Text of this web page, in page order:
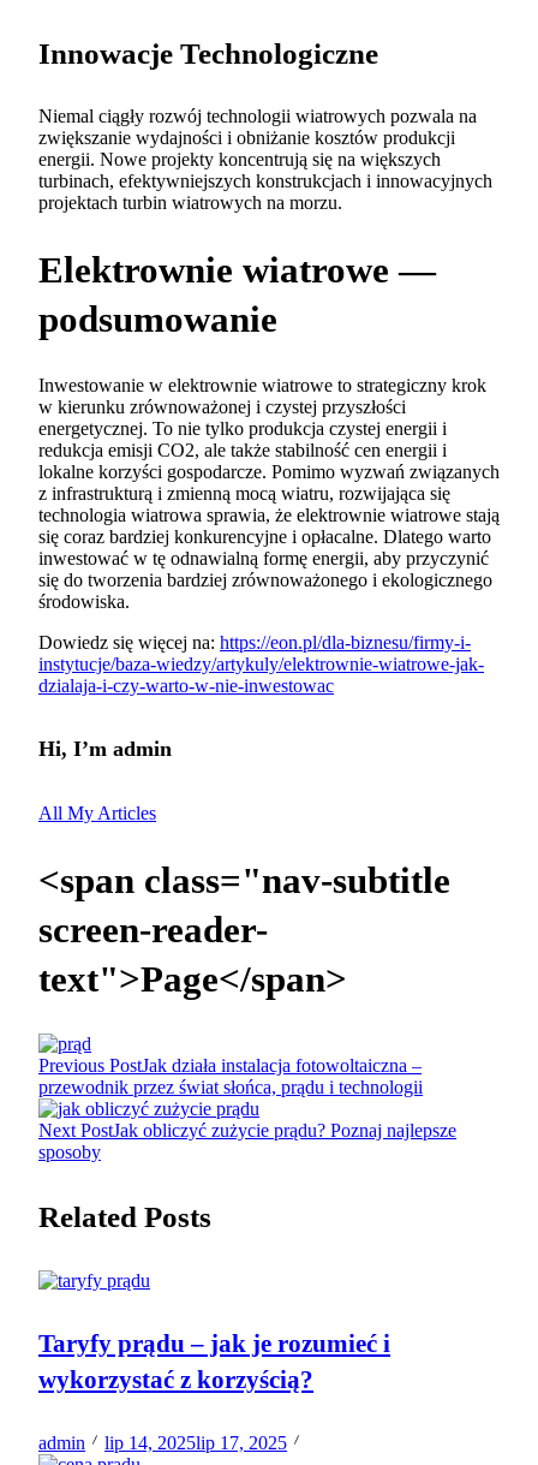
Innowacje Technologiczne
Niemal ciągły rozwój technologii wiatrowych pozwala na
zwiększanie wydajności i obniżanie kosztów produkcji
energii. Nowe projekty koncentrują się na większych
turbinach, efektywniejszych konstrukcjach i innowacyjnych
projektach turbin wiatrowych na morzu.
Elektrownie wiatrowe —
podsumowanie
Inwestowanie w elektrownie wiatrowe to strategiczny krok
w kierunku zrównoważonej i czystej przyszłości
energetycznej. To nie tylko produkcja czystej energii i
redukcja emisji CO2, ale także stabilność cen energii i
lokalne korzyści gospodarcze. Pomimo wyzwań związanych
z infrastrukturą i zmienną mocą wiatru, rozwijająca się
technologia wiatrowa sprawia, że elektrownie wiatrowe stają
się coraz bardziej konkurencyjne i opłacalne. Dlatego warto
inwestować w tę odnawialną formę energii, aby przyczynić
się do tworzenia bardziej zrównoważonego i ekologicznego
środowiska.
Dowiedz się więcej na: https://eon.pl/dla-biznesu/firmy-i-
instytucje/baza-wiedzy/artykuly/elektrownie-wiatrowe-jak-
dzialaja-i-czy-warto-w-nie-inwestowac
Hi, I’m admin
All My Articles
<span class="nav-subtitle
screen-reader-
text">Page</span>
Previous PostJak działa instalacja fotowoltaiczna –
przewodnik przez świat słońca, prądu i technologii
Next PostJak obliczyć zużycie prądu? Poznaj najlepsze
sposoby
Related Posts
Taryfy prądu – jak je rozumieć i
wykorzystać z korzyścią?
admin lip 14, 2025lip 17, 2025